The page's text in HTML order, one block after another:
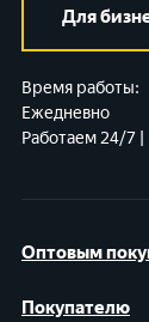
Оптовым
Покупателю
Для
Время работы:
Ежедневно
Работаем 24/7 |